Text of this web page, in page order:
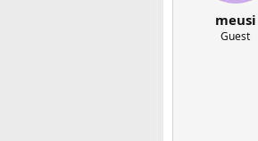
meusi
Guest